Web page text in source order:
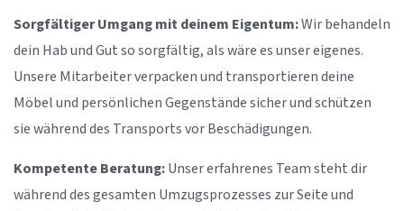
Sorgfältiger Umgang mit deinem Eigentum:Wir behandeln
dein Hab und Gut so sorgfältig, als wäre es unser eigenes.
Unsere Mitarbeiter verpacken und transportieren deine
Möbel und persönlichen Gegenstände sicher und schützen
sie während des Transports vor Beschädigungen.
Kompetente Beratung:Unser erfahrenes Team steht dir
während des gesamten Umzugsprozesses zur Seite und